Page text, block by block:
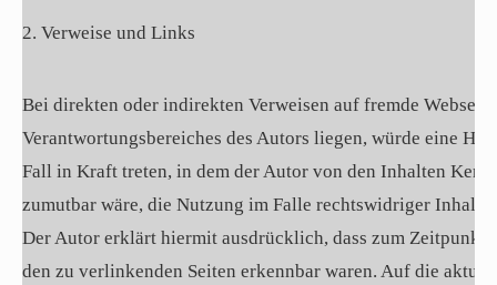
2. Verweise und Links
Bei direkten oder indirekten Verweisen auf fremde
Verantwortungsbereiches des Autors liegen, würde eine
Fall in Kraft treten, in dem der Autor von den Inhalten
zumutbar wäre, die Nutzung im Falle rechtswidriger Inhalte
Der Autor erklärt hiermit ausdrücklich, dass zum
den zu verlinkenden Seiten erkennbar waren. Auf die